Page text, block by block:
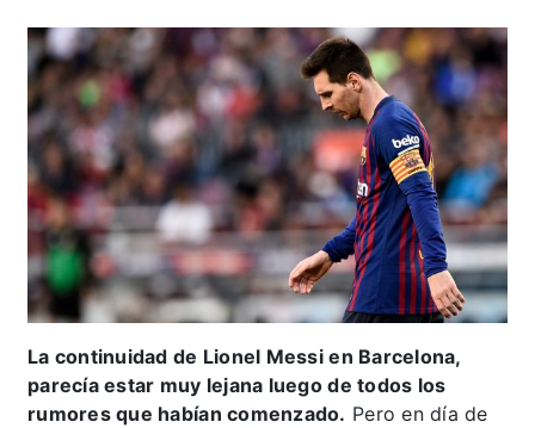
La continuidad de Lionel Messi en Barcelona,
parecía estar muy lejana luego de todos los
rumores que habían comenzado. Pero en día de